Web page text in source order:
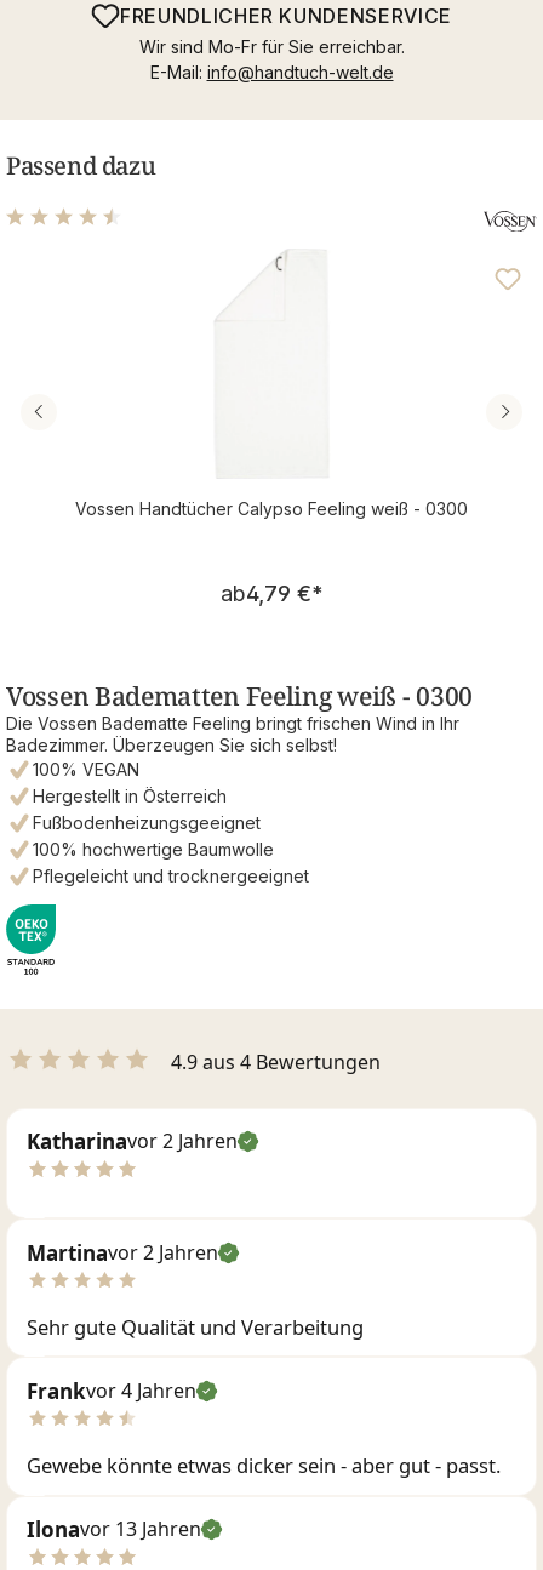
FREUNDLICHER KUNDENSERVICE
Wir sind Mo-Fr für Sie erreichbar.
E-Mail: info@handtuch-welt.de
Passend dazu
Durchschnittliche Bewertung von 4.61 von 5 Sternen
Vossen Handtücher Calypso Feeling weiß - 0300
Regulärer Preis:
ab4,79 €*
Vossen Badematten Feeling weiß - 0300
Die Vossen Badematte Feeling bringt frischen Wind in Ihr
Badezimmer. Überzeugen Sie sich selbst!
100% VEGAN
Hergestellt in Österreich
Fußbodenheizungsgeeignet
100% hochwertige Baumwolle
Pflegeleicht und trocknergeeignet
4.9 aus 4 Bewertungen
Katharinavor 2 Jahren
Martinavor 2 Jahren
Sehr gute Qualität und Verarbeitung
Frankvor 4 Jahren
Gewebe könnte etwas dicker sein - aber gut - passt.
Ilonavor 13 Jahren